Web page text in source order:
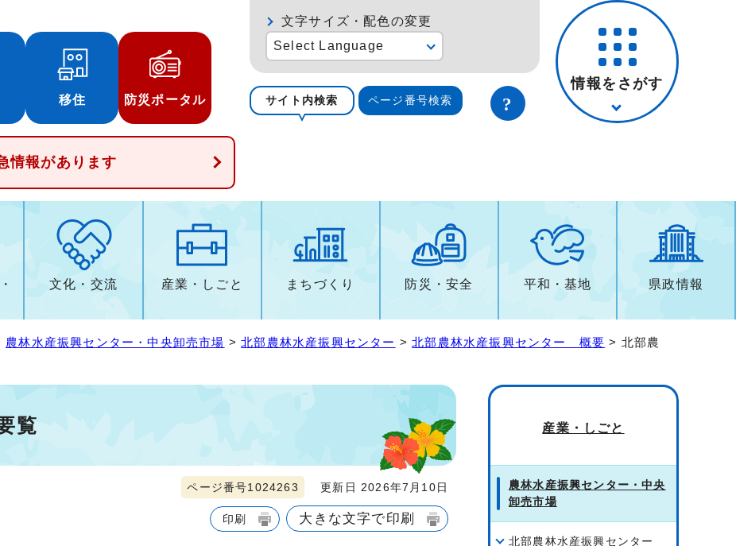
移住 防災ポータル
情報があります
文字サイズ・配色の変更
Select Language
サイト内検索 ページ番号検索
情報をさがす
文化・交流 産業・しごと まちづくり 防災・安全 平和・基地 県政情報
農林水産振興センター・中央卸売市場 >北部農林水産振興センター >北部農林水産振興センター 概要 > 北部農
覧
ページ番号1024263 更新日 2026年7月10日
印刷 大きな文字で印刷
産業・しごと
農林水産振興センター・中央
卸売市場
北部農林水産振興センター